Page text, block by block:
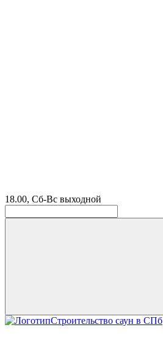
18.00, Сб-Вс выходной
Строительство саун в СПб